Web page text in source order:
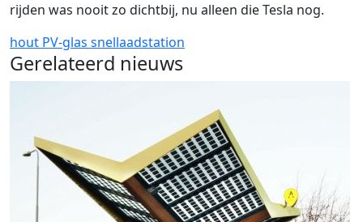
rijden was nooit zo dichtbij, nu alleen die Tesla nog.
hout PV-glas snellaadstation
Gerelateerd nieuws